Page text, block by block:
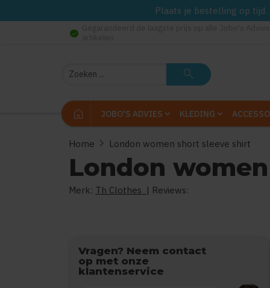
Plaats je bestelling op
check_circle
Zoeken search
home JOBO'S ADVIES KLEDING
Home chevron_right London women short sleeve shirt
London
Merk: Th Clothes | Reviews:
Vragen? Neem contact
op met onze
klantenservice